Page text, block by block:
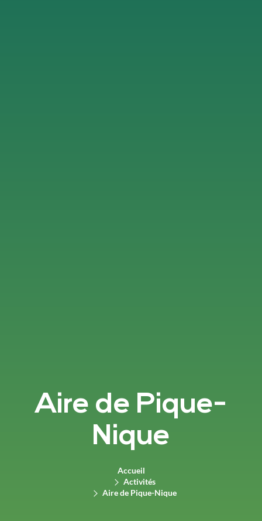
Aire de Pique-
Nique
Accueil
Activités
Aire de Pique-Nique